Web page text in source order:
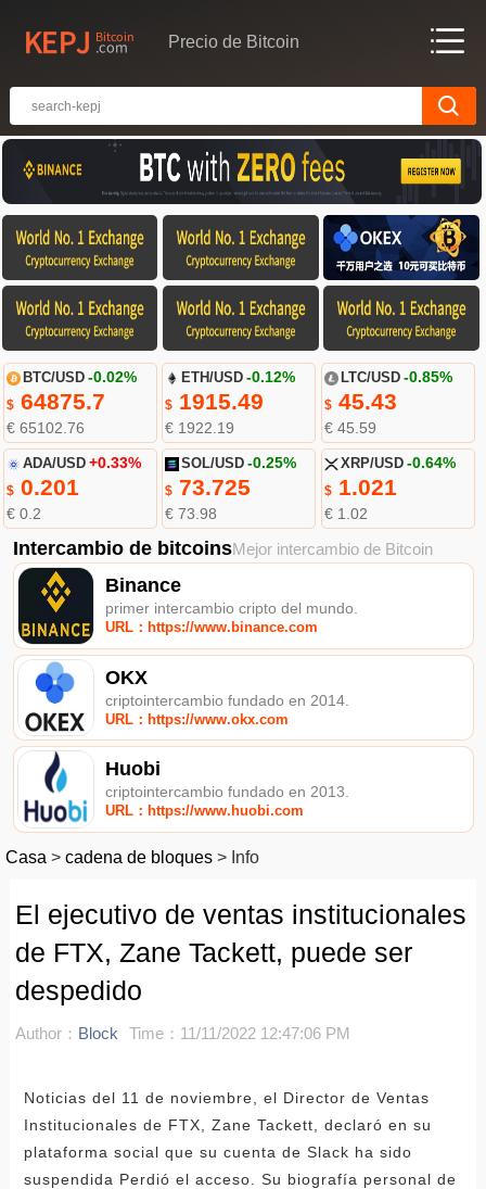
Precio de Bitcoin
BTC/USD -0.02%
$64875.7
€ 65102.76
ETH/USD -0.12%
$ 1915.49
€ 1922.19
LTC/USD -0.85%
$45.43
€ 45.59
ADA/USD +0.33%
$0.201
€ 0.2
SOL/USD -0.25%
$ 73.725
€ 73.98
XRP/USD -0.64%
$1.021
€ 1.02
Intercambio de bitcoinsMejor intercambio de Bitcoin
Binance
primer intercambio cripto del mundo.
URL：https://www.binance.com
OKX
criptointercambio fundado en 2014.
URL：https://www.okx.com
Huobi
criptointercambio fundado en 2013.
URL：https://www.huobi.com
Casa > cadena de bloques > Info
El ejecutivo de ventas institucionales
de FTX, Zane Tackett, puede ser
despedido
Author： Block Time：11/11/2022 12:47:06 PM
Noticias del 11 de noviembre, el Director de Ventas
Institucionales de FTX, Zane Tackett, declaró en su
plataforma social que su cuenta de Slack ha sido
suspendida Perdió el acceso. Su biografía personal de